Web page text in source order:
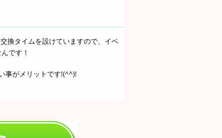
換タイムを設けていますので、イベ
です！
事がメリットです!(^^)!